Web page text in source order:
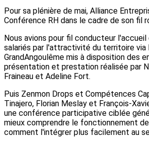
Pour sa plénière de mai, Alliance
Conférence RH dans le cadre de son fil
Nous avions pour fil conducteur l'accueil
salariés par l'attractivité du territoire via
GrandAngoulême mis à disposition des
présentation et prestation réalisée par
Fraineau et Adeline Fort.
Puis Zenmon Drops et Compétences
Tinajero, Florian Meslay et François-
une conférence participative ciblée
mieux comprendre le fonctionnement
comment l'intégrer plus facilement au